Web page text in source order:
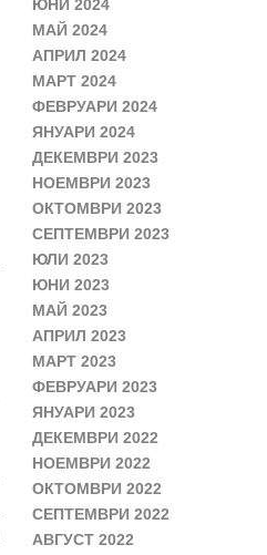
ЮНИ 2024
МАЙ 2024
АПРИЛ 2024
МАРТ 2024
ФЕВРУАРИ 2024
ЯНУАРИ 2024
ДЕКЕМВРИ 2023
НОЕМВРИ 2023
ОКТОМВРИ 2023
СЕПТЕМВРИ 2023
ЮЛИ 2023
ЮНИ 2023
МАЙ 2023
АПРИЛ 2023
МАРТ 2023
ФЕВРУАРИ 2023
ЯНУАРИ 2023
ДЕКЕМВРИ 2022
НОЕМВРИ 2022
ОКТОМВРИ 2022
СЕПТЕМВРИ 2022
АВГУСТ 2022